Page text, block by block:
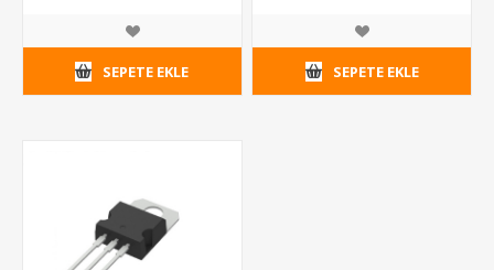
SEPETE EKLE SEPETE EKLE